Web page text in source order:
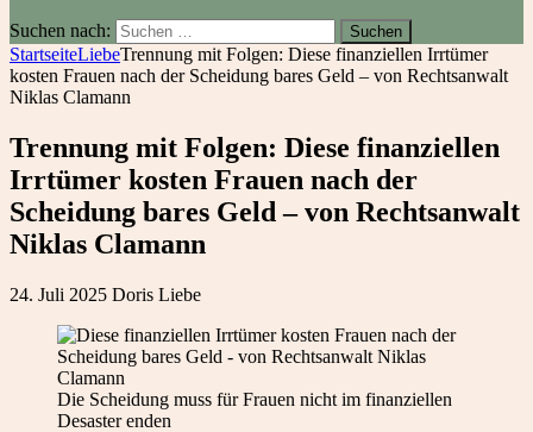
Suchen nach:
StartseiteLiebeTrennung mit Folgen: Diese finanziellen Irrtümer
kosten Frauen nach der Scheidung bares Geld – von Rechtsanwalt
Niklas Clamann
Trennung mit Folgen: Diese finanziellen
Irrtümer kosten Frauen nach der
Scheidung bares Geld – von Rechtsanwalt
Niklas Clamann
24. Juli 2025 Doris Liebe
Die Scheidung muss für Frauen nicht im finanziellen
Desaster enden